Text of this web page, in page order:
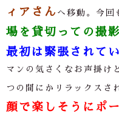
ィアさん へ移動。今回
場を貸切っての撮
最初は緊張されて
マンの気さくなお声掛け
つの間にかリラックスさ
顔で楽しそうにポ